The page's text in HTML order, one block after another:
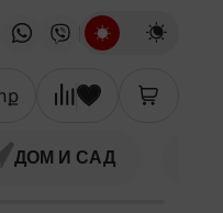
ДОМ И САД